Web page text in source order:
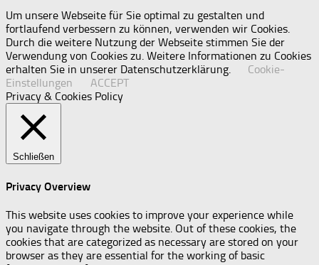
Um unsere Webseite für Sie optimal zu gestalten und
fortlaufend verbessern zu können, verwenden wir Cookies.
Durch die weitere Nutzung der Webseite stimmen Sie der
Verwendung von Cookies zu. Weitere Informationen zu Cookies
erhalten Sie in unserer Datenschutzerklärung.
Cookie-
Einstellungen
ACCEPT
Privacy & Cookies Policy
Schließen
Privacy Overview
This website uses cookies to improve your experience while
you navigate through the website. Out of these cookies, the
cookies that are categorized as necessary are stored on your
browser as they are essential for the working of basic